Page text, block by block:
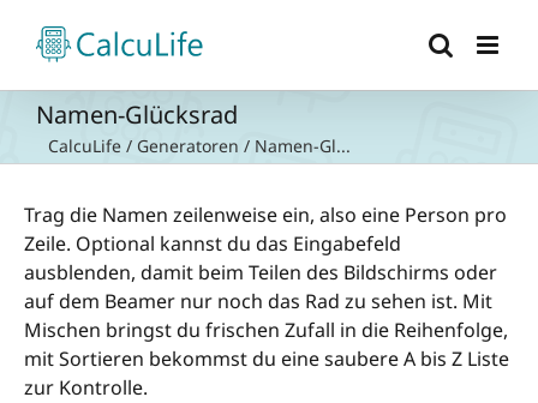
Inhalt
springen
Namen-Glücksrad
CalcuLife / Generatoren / Namen-Gl...
Trag die Namen zeilenweise ein, also eine Person pro
Zeile. Optional kannst du das Eingabefeld
ausblenden, damit beim Teilen des Bildschirms oder
auf dem Beamer nur noch das Rad zu sehen ist. Mit
Mischen bringst du frischen Zufall in die Reihenfolge,
mit Sortieren bekommst du eine saubere A bis Z Liste
zur Kontrolle.